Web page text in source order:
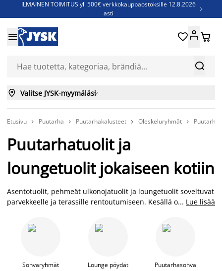
ILMAINEN TOIMITUS yli 500€ verkkokauppaostoksille 12.8.2026
asti

Jenkkisänkyjä - Säästä jopa 60%


 
 Valitse JYSK-myymäläsi
Etusivu  Puutarha  Puutarhakalusteet  Oleskeluryhmät 
Puutarhatuolit ja
loungetuolit jokaiseen kotiin
Asentotuolit, pehmeät ulkonojatuolit ja loungetuolit soveltuvat
parvekkeelle ja terassille rentoutumiseen. Kesällä on ihana
Osta edullisesti JYSKistä monissa eri tyyleissä.
... Lue lisää
Sohvaryhmät Lounge pöydät Puutarhasohva